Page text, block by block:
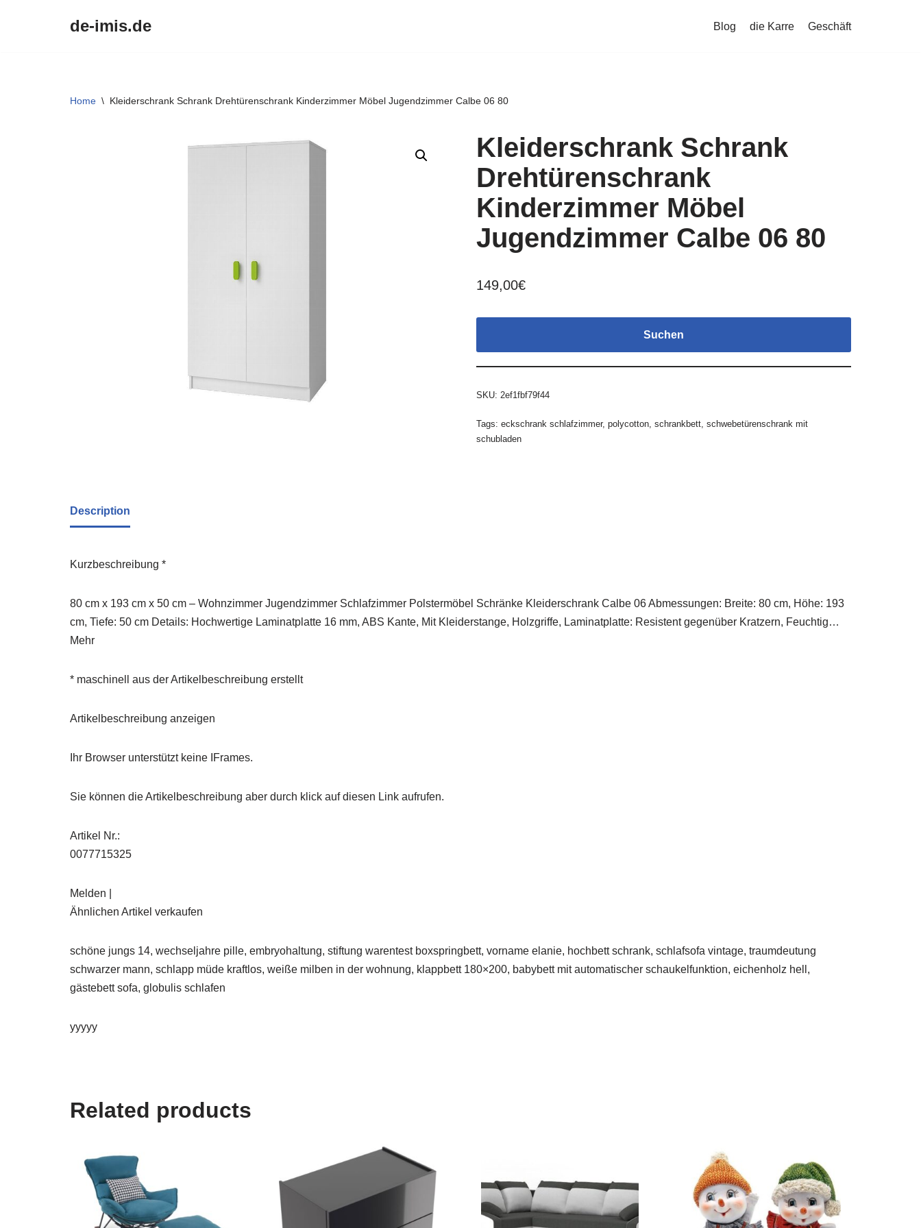
de-imis.de Blog die Karre Geschäft
Home \ Kleiderschrank Schrank Drehtürenschrank Kinderzimmer Möbel Jugendzimmer Calbe 06 80
Kleiderschrank Schrank
Drehtürenschrank
Kinderzimmer Möbel
Jugendzimmer Calbe 06 80
149,00€
Suchen
SKU: 2ef1fbf79f44
Tags: eckschrank schlafzimmer, polycotton, schrankbett, schwebetürenschrank mit
schubladen
Description
Kurzbeschreibung *
80 cm x 193 cm x 50 cm – Wohnzimmer Jugendzimmer Schlafzimmer Polstermöbel Schränke Kleiderschrank Calbe 06 Abmessungen: Breite: 80 cm, Höhe: 193
cm, Tiefe: 50 cm Details: Hochwertige Laminatplatte 16 mm, ABS Kante, Mit Kleiderstange, Holzgriffe, Laminatplatte: Resistent gegenüber Kratzern, Feuchtig…
Mehr
* maschinell aus der Artikelbeschreibung erstellt
Artikelbeschreibung anzeigen
Ihr Browser unterstützt keine IFrames.
Sie können die Artikelbeschreibung aber durch klick auf diesen Link aufrufen.
Artikel Nr.:
0077715325
Melden |
Ähnlichen Artikel verkaufen
schöne jungs 14, wechseljahre pille, embryohaltung, stiftung warentest boxspringbett, vorname elanie, hochbett schrank, schlafsofa vintage, traumdeutung
schwarzer mann, schlapp müde kraftlos, weiße milben in der wohnung, klappbett 180×200, babybett mit automatischer schaukelfunktion, eichenholz hell,
gästebett sofa, globulis schlafen
yyyyy
Related products